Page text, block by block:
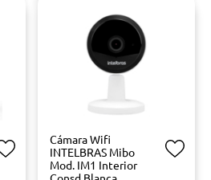
Cámara Wifi
INTELBRAS Mibo
Mod. IM1 Interior